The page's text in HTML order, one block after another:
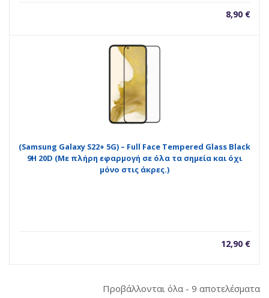
8,90 €
(Samsung Galaxy S22+ 5G) – Full Face Tempered Glass Black
9H 20D (Με πλήρη εφαρμογή σε όλα τα σημεία και όχι
μόνο στις άκρες.)
12,90 €
Προβάλλονται όλα - 9 αποτελέσματα